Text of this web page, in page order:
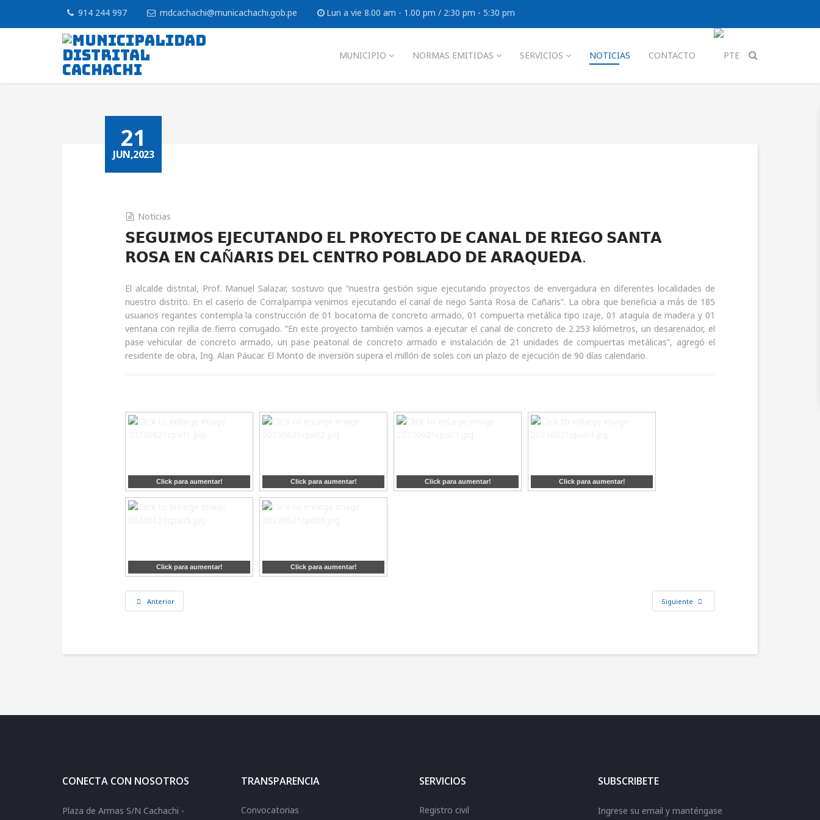
914 244 997 mdcachachi@municachachi.gob.pe Lun a vie 8.00 am - 1.00 pm / 2:30 pm - 5:30 pm
MUNICIPIO NORMAS EMITIDAS SERVICIOS NOTICIAS CONTACTO
21
JUN,2023
Noticias
𝗦𝗘𝗚𝗨𝗜𝗠𝗢𝗦 𝗘𝗝𝗘𝗖𝗨𝗧𝗔𝗡𝗗𝗢 𝗘𝗟 𝗣𝗥𝗢𝗬𝗘𝗖𝗧𝗢 𝗗𝗘 𝗖𝗔𝗡𝗔𝗟 𝗗𝗘 𝗥𝗜𝗘𝗚𝗢 𝗦𝗔𝗡𝗧𝗔
𝗥𝗢𝗦𝗔 𝗘𝗡 𝗖𝗔Ñ𝗔𝗥𝗜𝗦 𝗗𝗘𝗟 𝗖𝗘𝗡𝗧𝗥𝗢 𝗣𝗢𝗕𝗟𝗔𝗗𝗢 𝗗𝗘 𝗔𝗥𝗔𝗤𝗨𝗘𝗗𝗔.
El alcalde distrital, Prof. Manuel Salazar, sostuvo que “nuestra gestión sigue ejecutando proyectos de envergadura en diferentes localidades de
nuestro distrito. En el caserío de Corralpampa venimos ejecutando el canal de riego Santa Rosa de Cañaris”. La obra que beneficia a más de 185
usuarios regantes contempla la construcción de 01 bocatoma de concreto armado, 01 compuerta metálica tipo izaje, 01 ataguía de madera y 01
ventana con rejilla de fierro corrugado. “En este proyecto también vamos a ejecutar el canal de concreto de 2.253 kilómetros, un desarenador, el
pase vehicular de concreto armado, un pase peatonal de concreto armado e instalación de 21 unidades de compuertas metálicas”, agregó el
residente de obra, Ing. Alan Páucar. El Monto de inversión supera el millón de soles con un plazo de ejecución de 90 días calendario.
Click para aumentar! Click para aumentar! Click para aumentar! Click para aumentar!
Click para aumentar! Click para aumentar!
Anterior Siguiente
CONECTA CON NOSOTROS
Plaza de Armas S/N Cachachi -
TRANSPARENCIA
Convocatorias
SERVICIOS
Registro civil
SUBSCRIBETE
Ingrese su email y manténgase